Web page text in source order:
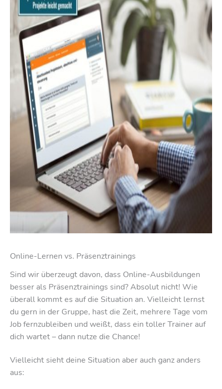
Online-Lernen vs. Präsenztrainings
Sind wir überzeugt davon, dass Online-Ausbildungen
besser als Präsenztrainings sind? Absolut nicht! Wie
überall kommt es auf die Situation an. Vielleicht lernst
du gern in der Gruppe, hast die Zeit, mehrere Tage vom
Job fernzubleiben und weißt, dass ein toller Trainer auf
dich wartet – dann nutze die Chance!
Vielleicht sieht deine Situation aber auch ganz anders
aus: